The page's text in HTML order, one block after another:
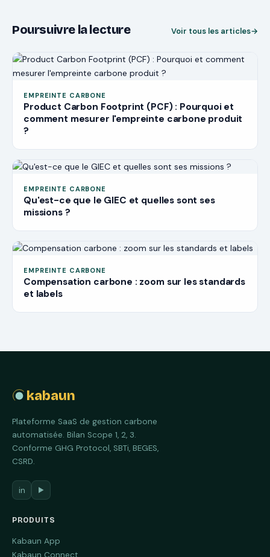
Poursuivre la lecture Voir tous les articles→
EMPREINTE CARBONE
Product Carbon Footprint (PCF) : Pourquoi et
comment mesurer l'empreinte carbone produit
?
EMPREINTE CARBONE
Qu'est-ce que le GIEC et quelles sont ses
missions ?
EMPREINTE CARBONE
Compensation carbone : zoom sur les standards
et labels
kabaun
Plateforme SaaS de gestion carbone
automatisée. Bilan Scope 1, 2, 3.
Conforme GHG Protocol, SBTi, BEGES,
CSRD.
in ▶
PRODUITS
Kabaun App
Kabaun Connect